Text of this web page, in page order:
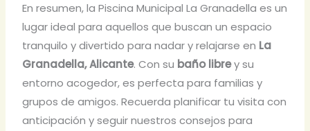
En resumen, la Piscina Municipal La Granadella es un
lugar ideal para aquellos que buscan un espacio
tranquilo y divertido para nadar y relajarse en La
Granadella, Alicante. Con su baño librey su
entorno acogedor, es perfecta para familias y
grupos de amigos. Recuerda planificar tu visita con
anticipación y seguir nuestros consejos para